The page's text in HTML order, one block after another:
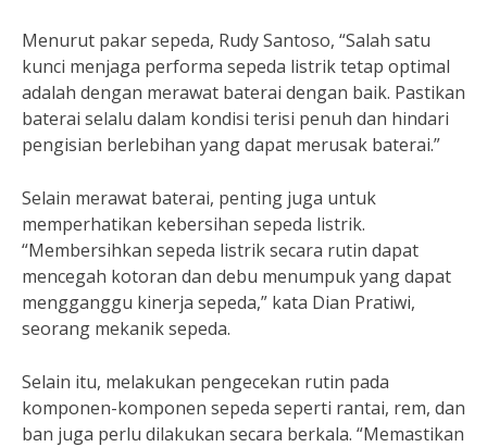
Menurut pakar sepeda, Rudy Santoso, “Salah satu
kunci menjaga performa sepeda listrik tetap optimal
adalah dengan merawat baterai dengan baik. Pastikan
baterai selalu dalam kondisi terisi penuh dan hindari
pengisian berlebihan yang dapat merusak baterai.”
Selain merawat baterai, penting juga untuk
memperhatikan kebersihan sepeda listrik.
“Membersihkan sepeda listrik secara rutin dapat
mencegah kotoran dan debu menumpuk yang dapat
mengganggu kinerja sepeda,” kata Dian Pratiwi,
seorang mekanik sepeda.
Selain itu, melakukan pengecekan rutin pada
komponen-komponen sepeda seperti rantai, rem, dan
ban juga perlu dilakukan secara berkala. “Memastikan